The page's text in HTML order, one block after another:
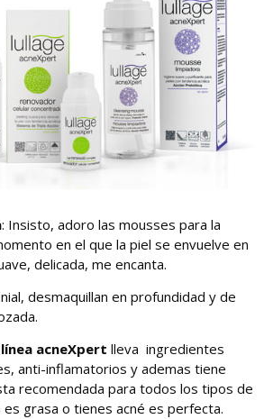
: Insisto, adoro las mousses para la
en el que la piel se envuelve en
delicada, me encanta.
desmaquillan en profundidad y de
línea acneXpert lleva ingredientes
anti-inflamatorios y ademas tiene
recomendada para todos los tipos de
es grasa o tienes acné es perfecta.